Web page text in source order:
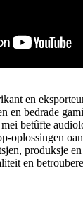
en
en bedrade
betûfte
oplossingen
produksje
en